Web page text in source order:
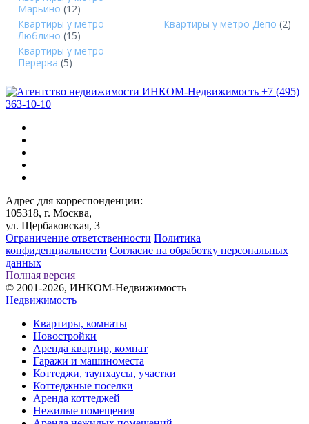
Марьино (12)
Квартиры у метро
Люблино (15)
Квартиры у метро Депо (2)
Квартиры у метро
Перерва (5)
+7 (495)
363-10-10
Адрес для корреспонденции:
105318, г. Москва,
ул. Щербаковская, 3
Ограничение ответственности Политика
конфиденциальности Согласие на обработку персональных
данных
Полная версия
© 2001-2026, ИНКОМ-Недвижимость
Недвижимость
Квартиры, комнаты
Новостройки
Аренда квартир, комнат
Гаражи и машиноместа
Коттеджи, таунхаусы, участки
Коттеджные поселки
Аренда коттеджей
Нежилые помещения